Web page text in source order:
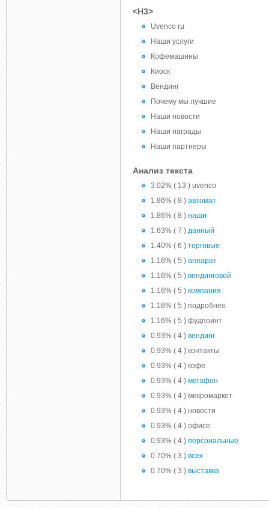
<H3>
Uvenco ru
Наши услуги
Кофемашины
Киоск
Вендинг
Почему мы лучшие
Наши новости
Наши награды
Наши партнеры
Анализ текста
3.02% ( 13 ) uvenco
1.86% ( 8 ) автомат
1.86% ( 8 ) наши
1.63% ( 7 ) данный
1.40% ( 6 ) торговые
1.16% ( 5 ) аппарат
1.16% ( 5 ) вендинговой
1.16% ( 5 ) компания
1.16% ( 5 ) подробнее
1.16% ( 5 ) фудпоинт
0.93% ( 4 ) вендинг
0.93% ( 4 ) контакты
0.93% ( 4 ) кофе
0.93% ( 4 ) мегафон
0.93% ( 4 ) микромаркет
0.93% ( 4 ) новости
0.93% ( 4 ) офисе
0.93% ( 4 ) персональные
0.70% ( 3 ) всех
0.70% ( 3 ) выставка